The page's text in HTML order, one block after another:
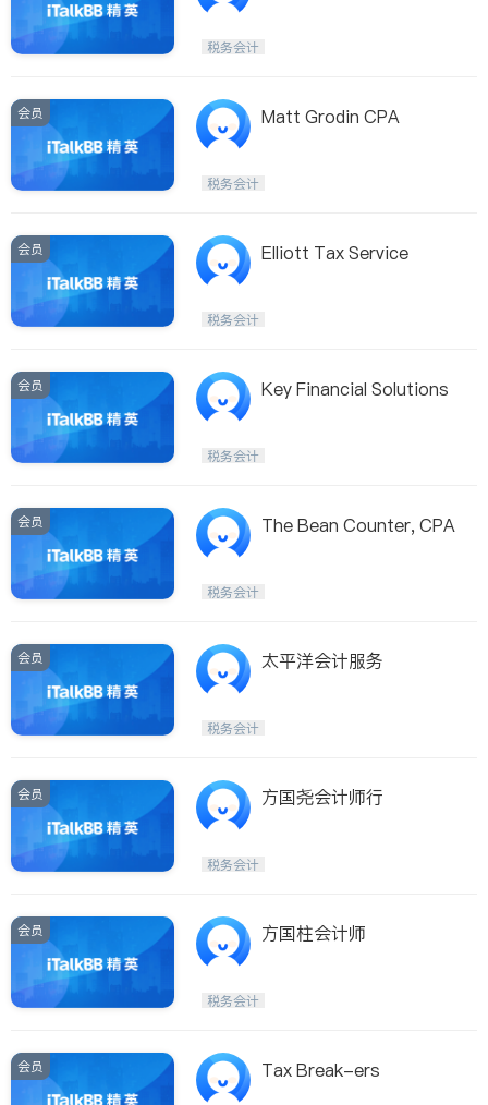
税务会计
会员 Matt Grodin CPA
税务会计
会员 Elliott Tax Service
税务会计
会员 Key Financial Solutions
税务会计
会员 The Bean Counter, CPA
税务会计
会员 太平洋会计服务
税务会计
会员 方国尧会计师行
税务会计
会员 方国柱会计师
税务会计
会员 Tax Break-ers